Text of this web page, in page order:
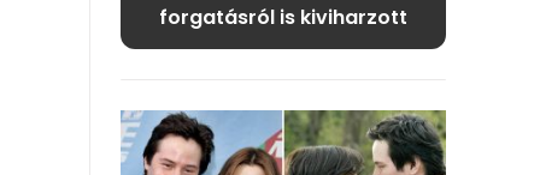
forgatásról is kiviharzott